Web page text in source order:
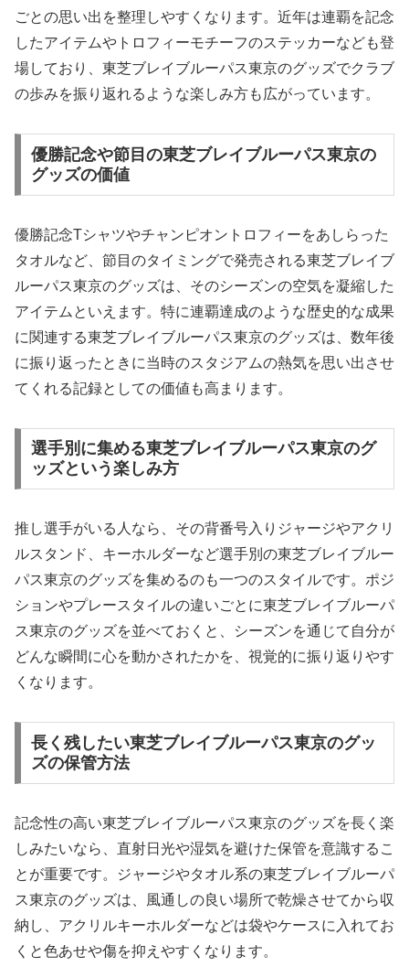
ごとの思い出を整理しやすくなります。近年は連覇を記念
したアイテムやトロフィーモチーフのステッカーなども登
場しており、東芝ブレイブルーパス東京のグッズでクラブ
の歩みを振り返れるような楽しみ方も広がっています。
優勝記念や節目の東芝ブレイブルーパス東京の
グッズの価値
優勝記念Tシャツやチャンピオントロフィーをあしらった
タオルなど、節目のタイミングで発売される東芝ブレイブ
ルーパス東京のグッズは、そのシーズンの空気を凝縮した
アイテムといえます。特に連覇達成のような歴史的な成果
に関連する東芝ブレイブルーパス東京のグッズは、数年後
に振り返ったときに当時のスタジアムの熱気を思い出させ
てくれる記録としての価値も高まります。
選手別に集める東芝ブレイブルーパス東京のグ
ッズという楽しみ方
推し選手がいる人なら、その背番号入りジャージやアクリ
ルスタンド、キーホルダーなど選手別の東芝ブレイブルー
パス東京のグッズを集めるのも一つのスタイルです。ポジ
ションやプレースタイルの違いごとに東芝ブレイブルーパ
ス東京のグッズを並べておくと、シーズンを通じて自分が
どんな瞬間に心を動かされたかを、視覚的に振り返りやす
くなります。
長く残したい東芝ブレイブルーパス東京のグッ
ズの保管方法
記念性の高い東芝ブレイブルーパス東京のグッズを長く楽
しみたいなら、直射日光や湿気を避けた保管を意識するこ
とが重要です。ジャージやタオル系の東芝ブレイブルーパ
ス東京のグッズは、風通しの良い場所で乾燥させてから収
納し、アクリルキーホルダーなどは袋やケースに入れてお
くと色あせや傷を抑えやすくなります。